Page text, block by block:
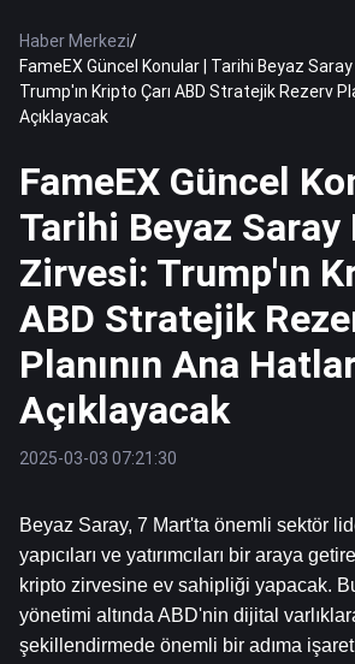
Haber Merkezi/
FameEX Güncel Konular | Tarihi Beyaz
Trump'ın Kripto Çarı ABD Stratejik Rezerv
Açıklayacak
FameEX Güncel
Tarihi Beyaz
Zirvesi: Trump'ın
ABD Stratejik
Planının Ana
Açıklayacak
2025-03-03 07:21:30
Beyaz Saray, 7 Mart'ta önemli sektör
yapıcıları ve yatırımcıları bir araya
kripto zirvesine ev sahipliği yapacak.
yönetimi altında ABD'nin dijital
şekillendirmede önemli bir adıma